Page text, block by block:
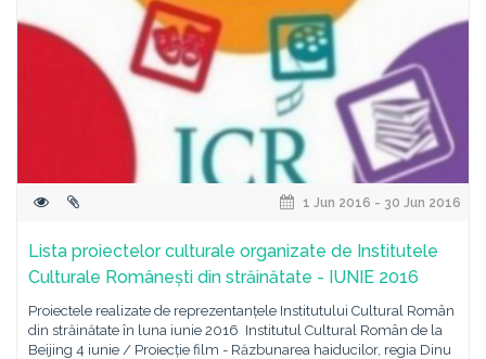
1 Jun 2016 - 30 Jun 2016
Lista proiectelor culturale organizate de Institutele
Culturale Românești din străinătate - IUNIE 2016
Proiectele realizate de reprezentanțele Institutului Cultural Român
din străinătate în luna iunie 2016 Institutul Cultural Român de la
Beijing 4 iunie / Proiecție film - Răzbunarea haiducilor, regia Dinu